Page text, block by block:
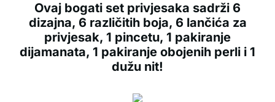
Ovaj bogati set privjesaka sadrži 6
dizajna, 6 različitih boja, 6 lančića za
privjesak, 1 pincetu, 1 pakiranje
dijamanata, 1 pakiranje obojenih perli i 1
dužu nit!